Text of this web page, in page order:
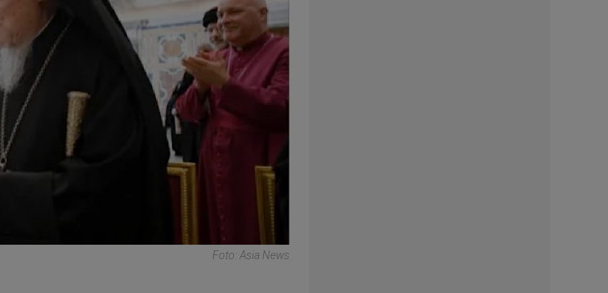
Foto: Asia News